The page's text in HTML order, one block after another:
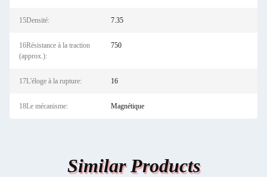
15Densité: 7.35
16Résistance à la traction
(approx.):
750
17L'éloge à la rupture: 16
18Le mécanisme: Magnétique
Similar Products